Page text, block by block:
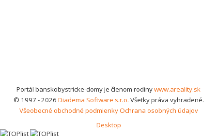
Portál banskobystricke-domy je členom rodinywww.areality.sk
© 1997 - 2026 Diadema Software s.r.o. Všetky práva vyhradené.
Všeobecné obchodné podmienkyOchrana osobných údajov
Desktop